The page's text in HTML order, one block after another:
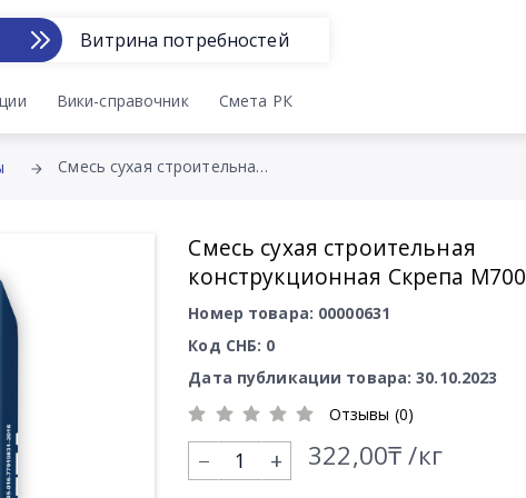
Витрина потребностей
Вики-справочник Смета РК
Смесь сухая строительная конструкционная Скрепа М700
Смесь сухая строительная
конструкционная Скрепа М700
Номер товара: 00000631
Код СНБ: 0
Дата публикации товара: 30.10.2023
Отзывы (0)
+ 322,00₸ /кг